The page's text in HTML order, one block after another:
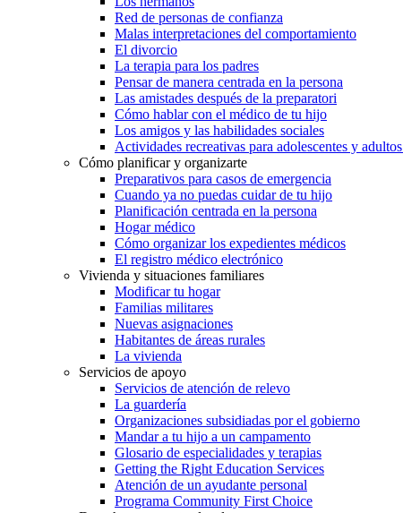
Red de personas de confianza
Malas interpretaciones del comportamiento
El divorcio
La terapia para los padres
Pensar de manera centrada en la persona
Las amistades después de la preparatori
Cómo hablar con el médico de tu hijo
Los amigos y las habilidades sociales
Actividades recreativas para adolescentes y
Cómo planificar y organizarte
Preparativos para casos de emergencia
Cuando ya no puedas cuidar de tu hijo
Planificación centrada en la persona
Hogar médico
Cómo organizar los expedientes médicos
El registro médico electrónico
Vivienda y situaciones familiares
Modificar tu hogar
Familias militares
Nuevas asignaciones
Habitantes de áreas rurales
La vivienda
Servicios de apoyo
Servicios de atención de relevo
La guardería
Organizaciones subsidiadas por el gobierno
Mandar a tu hijo a un campamento
Glosario de especialidades y terapias
Getting the Right Education Services
Atención de un ayudante personal
Programa Community First Choice